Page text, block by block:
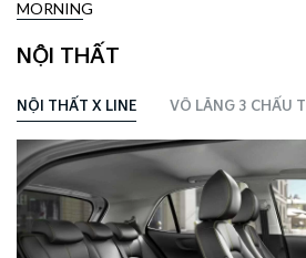
MORNING
NỘI THẤT
NỘI THẤT X LINE VÔ LĂNG 3 CHẤU